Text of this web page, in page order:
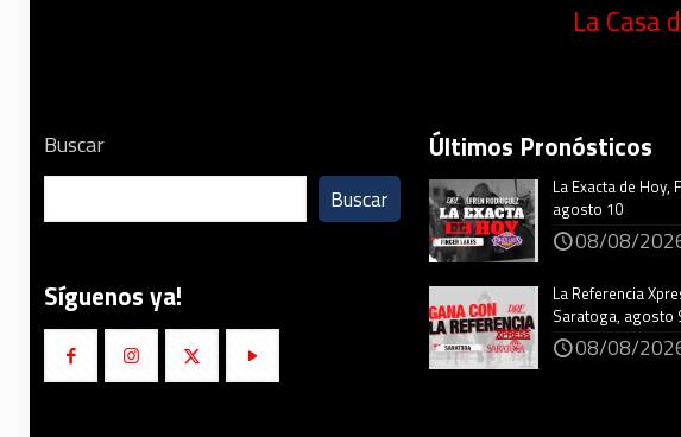
La Casa
Buscar
Buscar
Síguenos ya!
Últimos Pronósticos
La Exacta de Hoy,
agosto 10
08/08/
La Referencia
Saratoga, agosto
08/08/